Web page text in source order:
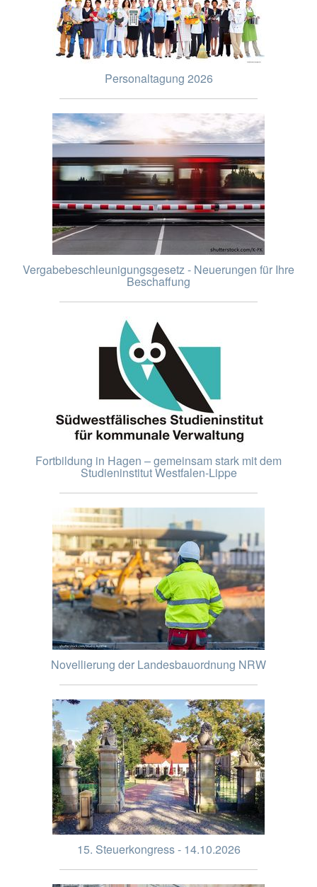
Personaltagung 2026
Vergabebeschleunigungsgesetz - Neuerungen für Ihre
Beschaffung
Fortbildung in Hagen – gemeinsam stark mit dem
Studieninstitut Westfalen-Lippe
Novellierung der Landesbauordnung NRW
15. Steuerkongress - 14.10.2026